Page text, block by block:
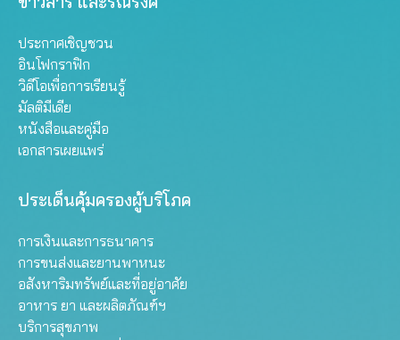
ประกาศเชิญชวน
อินโฟกราฟิก
วิดีโอเพื่อการเรียนรู้
มัลติมีเดีย
หนังสือและคู่มือ
เอกสารเผยแพร่
ประเด็นคุ้มครองผู้บริโภค
การเงินและการธนาคาร
การขนส่งและยานพาหนะ
อสังหาริมทรัพย์และที่อยู่อาศัย
อาหาร ยา และผลิตภัณฑ์ฯ
บริการสุขภาพ